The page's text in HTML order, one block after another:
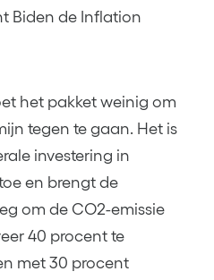
Biden de Inflation
het pakket weinig om
tegen te gaan. Het is
investering in
en brengt de
om de CO2-emissie
40 procent te
met 30 procent